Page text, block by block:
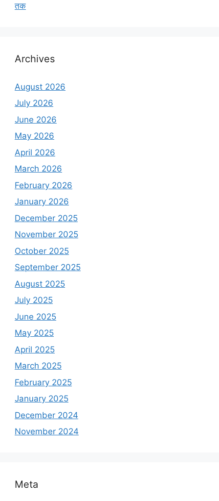
तक
Archives
August 2026
July 2026
June 2026
May 2026
April 2026
March 2026
February 2026
January 2026
December 2025
November 2025
October 2025
September 2025
August 2025
July 2025
June 2025
May 2025
April 2025
March 2025
February 2025
January 2025
December 2024
November 2024
Meta